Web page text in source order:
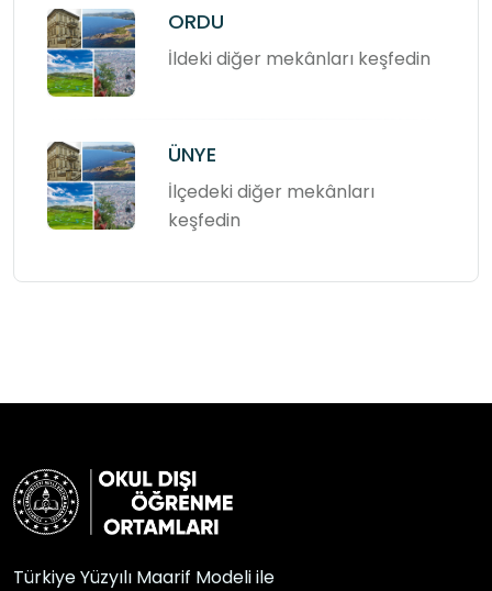
ORDU
İldeki diğer mekânları keşfedin
ÜNYE
İlçedeki diğer mekânları
keşfedin
Türkiye Yüzyılı Maarif Modeli ile